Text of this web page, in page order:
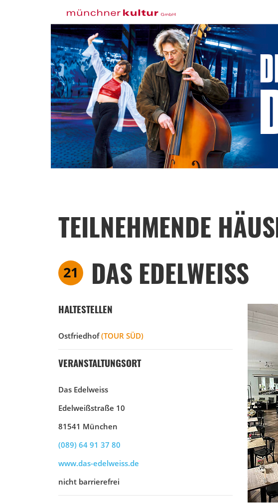
TEILNEHMENDE
21 DAS EDELWEISS
HALTESTELLEN
Ostfriedhof (TOUR SÜD)
VERANSTALTUNGSORT
Das Edelweiss
Edelweißstraße 10
81541 München
(089) 64 91 37 80
www.das-edelweiss.de
nicht barrierefrei